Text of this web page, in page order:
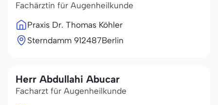
Fachärztin für Augenheilkunde
Praxis Dr. Thomas Köhler
Sterndamm 912487Berlin
Herr Abdullahi Abucar
Facharzt für Augenheilkunde